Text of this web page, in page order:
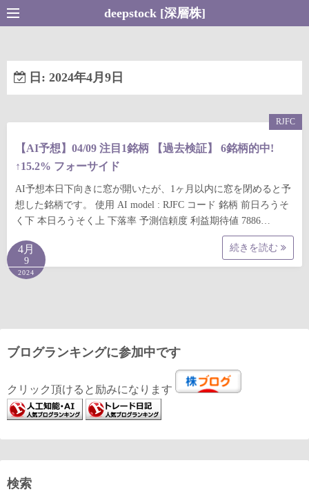
コ
ン
ン
へ
deepstock [深層株]
日: 2024年4月9日
【AI予想】04/09 注目1銘柄 【過去検証】 6銘柄的中!
↑15.2% フォーサイド
AI予想本日下向きに窓が開いたが、1ヶ月以内に窓を閉めると予
想した銘柄です。 使用 AI model : RJFC コード 銘柄 前日ろうそ
く下 本日ろうそく上 下落率 予測信頼度 利益期待値 7886…
続きを読む
RJFC
4月
9
2024
ブログランキングに参加中です
クリック頂けると励みになります
検索